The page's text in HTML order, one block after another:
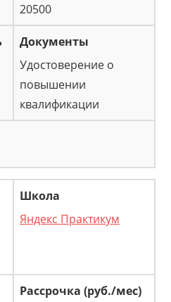
20500
Удостоверение о
повышении
квалификации
Яндекс Практикум